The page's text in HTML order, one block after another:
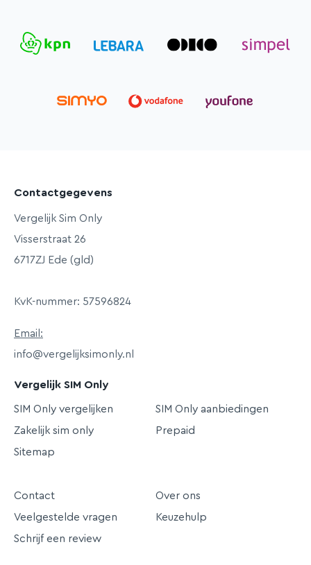
Contactgegevens
Vergelijk Sim Only
Visserstraat 26
6717ZJ Ede (gld)
KvK-nummer: 57596824
Email:
info@vergelijksimonly.nl
Vergelijk SIM Only
SIM Only vergelijken
SIM Only aanbiedingen
Zakelijk sim only
Prepaid
Sitemap
Contact
Over ons
Veelgestelde vragen
Keuzehulp
Schrijf een review